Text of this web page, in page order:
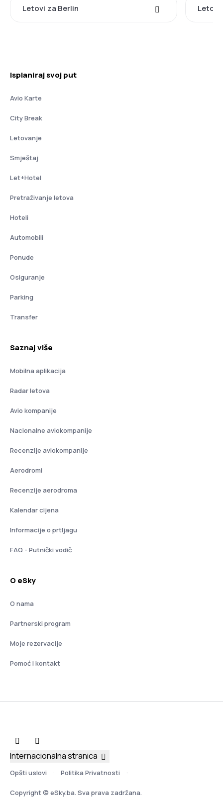
Letovi za Berlin Letovi
Isplaniraj svoj put
Avio Karte
City Break
Letovanje
Smještaj
Let+Hotel
Pretraživanje letova
Hoteli
Automobili
Ponude
Osiguranje
Parking
Transfer
Saznaj više
Mobilna aplikacija
Radar letova
Avio kompanije
Nacionalne aviokompanije
Recenzije aviokompanije
Aerodromi
Recenzije aerodroma
Kalendar cijena
Informacije o prtljagu
FAQ - Putnički vodič
O eSky
O nama
Partnerski program
Moje rezervacije
Pomoć i kontakt
Opšti uslovi Politika Privatnosti
Copyright © eSky.ba. Sva prava zadržana.
Internacionalna stranica